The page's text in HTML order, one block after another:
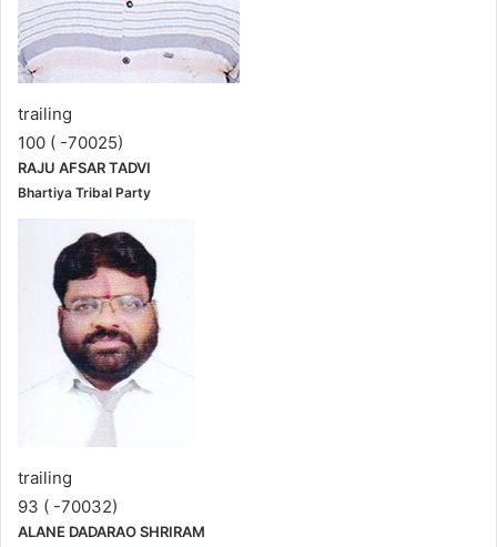
trailing
100 ( -70025)
RAJU AFSAR TADVI
Bhartiya Tribal Party
trailing
93 ( -70032)
ALANE DADARAO SHRIRAM